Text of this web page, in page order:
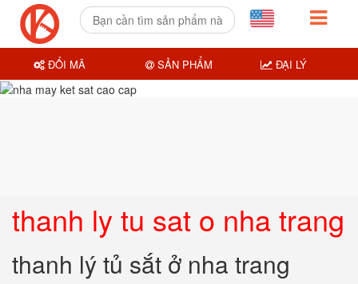
thanh ly tu sat o nha trang
thanh lý tủ sắt ở nha trang
ĐỔI MÃ SẢN PHẨM ĐẠI LÝ